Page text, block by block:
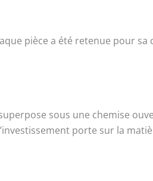
pièce a été retenue pour sa
sous une chemise
porte sur la